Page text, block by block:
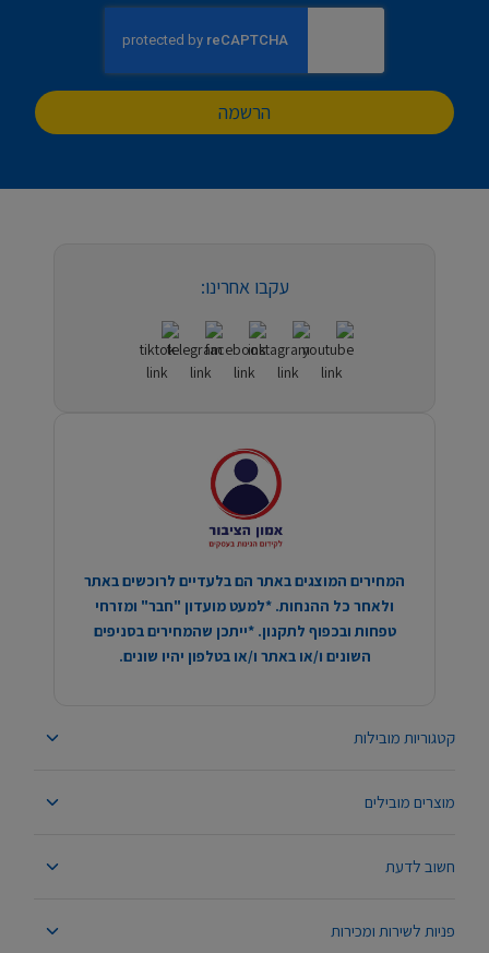
הרשמה
קטגוריות מובילות
מוצרים מובילים
חשוב לדעת
פניות לשירות ומכירות
עקבו אחרינו:
המחירים המוצגים באתר הם בלעדיים לרוכשים באתר
ולאחר כל ההנחות. *למעט מועדון "חבר" ומזרחי
טפחות ובכפוף לתקנון. *ייתכן שהמחירים בסניפים
השונים ו/או באתר ו/או בטלפון יהיו שונים.